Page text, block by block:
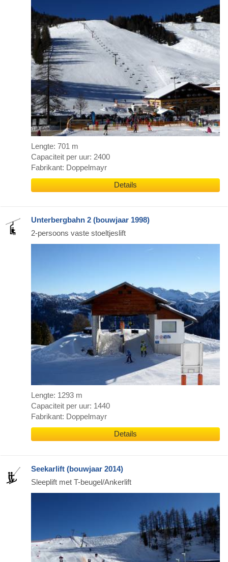
Lengte: 701 m
Capaciteit per uur: 2400
Fabrikant: Doppelmayr
Details
Unterbergbahn 2 (bouwjaar 1998)
2-persoons vaste stoeltjeslift
Lengte: 1293 m
Capaciteit per uur: 1440
Fabrikant: Doppelmayr
Details
Seekarlift (bouwjaar 2014)
Sleeplift met T-beugel/Ankerlift